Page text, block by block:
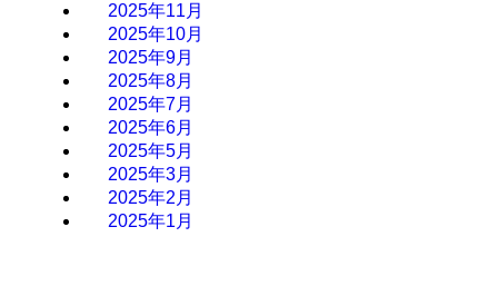
2025年11月
2025年10月
2025年9月
2025年8月
2025年7月
2025年6月
2025年5月
2025年3月
2025年2月
2025年1月